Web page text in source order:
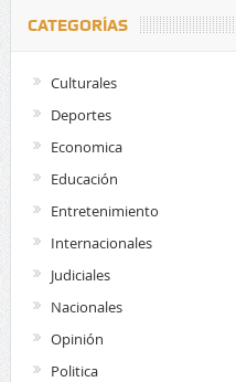
CATEGORÍAS
Culturales
Deportes
Economica
Educación
Entretenimiento
Internacionales
Judiciales
Nacionales
Opinión
Politica